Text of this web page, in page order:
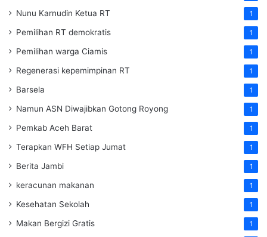
Nunu Karnudin Ketua RT 1
Pemilihan RT demokratis 1
Pemilihan warga Ciamis 1
Regenerasi kepemimpinan RT 1
Barsela 1
Namun ASN Diwajibkan Gotong Royong 1
Pemkab Aceh Barat 1
Terapkan WFH Setiap Jumat 1
Berita Jambi 1
keracunan makanan 1
Kesehatan Sekolah 1
Makan Bergizi Gratis 1